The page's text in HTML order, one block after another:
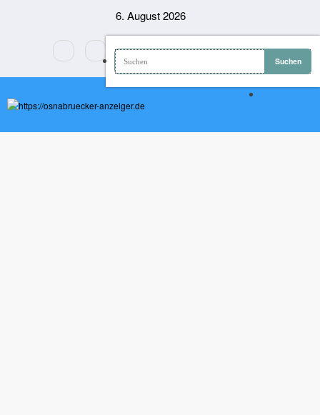
6. August 2026